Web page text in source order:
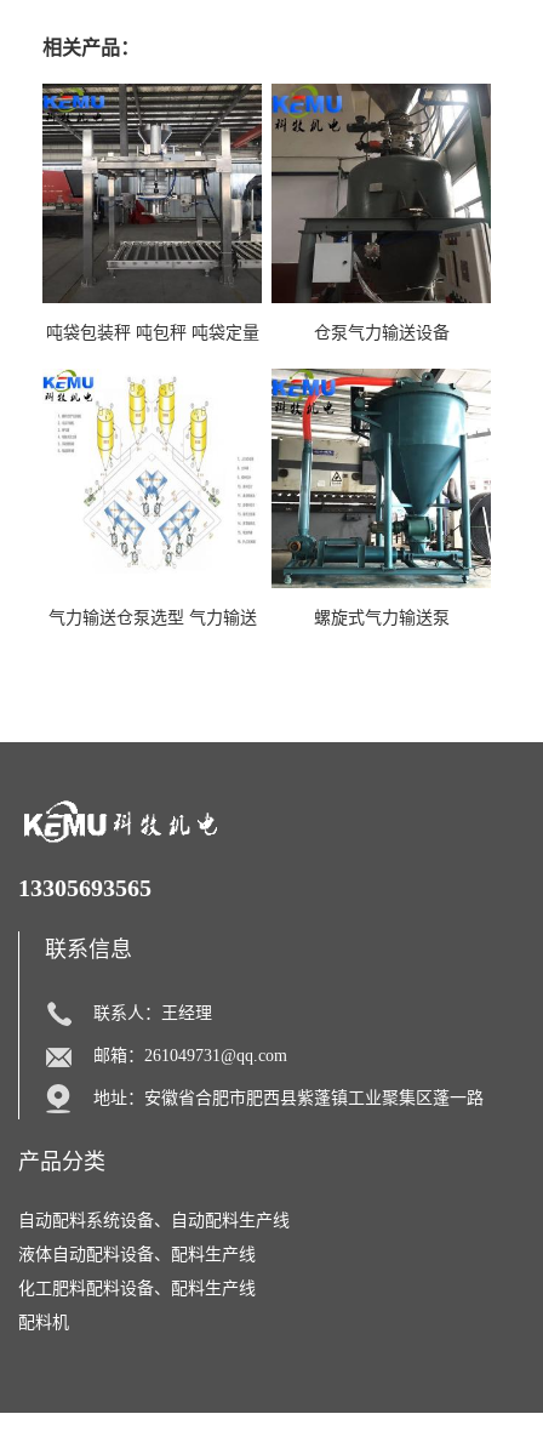
相关产品：
吨袋包装秤 吨包秤 吨袋定量
仓泵气力输送设备
气力输送仓泵选型 气力输送
螺旋式气力输送泵
13305693565
联系信息
联系人：王经理
邮箱： 261049731@qq.com
地址：安徽省合肥市肥西县紫蓬镇工业聚集区蓬一路
产品分类
自动配料系统设备、自动配料生产线
液体自动配料设备、配料生产线
化工肥料配料设备、配料生产线
配料机